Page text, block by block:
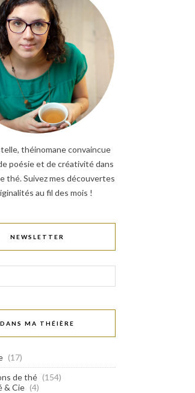
théinomane convaincue
poésie et de créativité dans
thé. Suivez mes découvertes
au fil des mois !
NEWSLETTER
DANS MA THÉIÈRE
(17)
de thé (154)
& Cie (4)